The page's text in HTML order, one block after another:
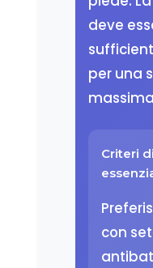
deve
per una
Criteri
con